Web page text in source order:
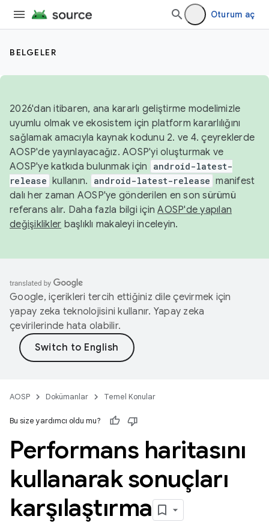
Oturum aç
BELGELER
2026'dan itibaren, ana kararlı geliştirme modelimizle
uyumlu olmak ve ekosistem için platform kararlılığını
sağlamak amacıyla kaynak kodunu 2. ve 4. çeyreklerde
AOSP'de yayınlayacağız. AOSP'yi oluşturmak ve
AOSP'ye katkıda bulunmak için
android-latest-
release kullanın. android-latest-release manifest
dalı her zaman AOSP'ye gönderilen en son sürümü
referans alır. Daha fazla bilgi içinAOSP'de yapılan
değişiklikler başlıklı makaleyi inceleyin.
Google, içerikleri tercih ettiğiniz dile çevirmek için
yapay zeka teknolojisini kullanır. Yapay zeka
çevirilerinde hata olabilir.
AOSP Dokümanlar Temel Konular
Bu size yardımcı oldu mu?
Performans haritasını
kullanarak sonuçları
karşılaştırma